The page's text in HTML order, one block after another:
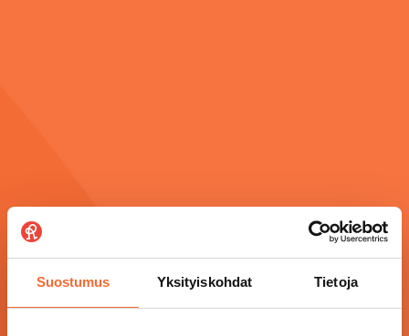
Suostumus Yksityiskohdat Tietoja